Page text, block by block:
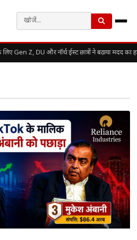
Gen Z, DU और नॉर्थ ईस्ट छात्रों ने बढ़ाया मदद का